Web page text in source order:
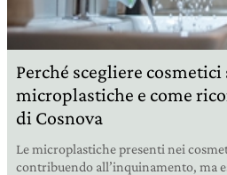
Perché scegliere cosmetici
microplastiche e come
di Cosnova
Le microplastiche presenti nei
contribuendo all’inquinamento, ma